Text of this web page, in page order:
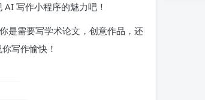
写作小程序的魅力吧！
是需要写学术论文，创意作品，还
写作愉快！